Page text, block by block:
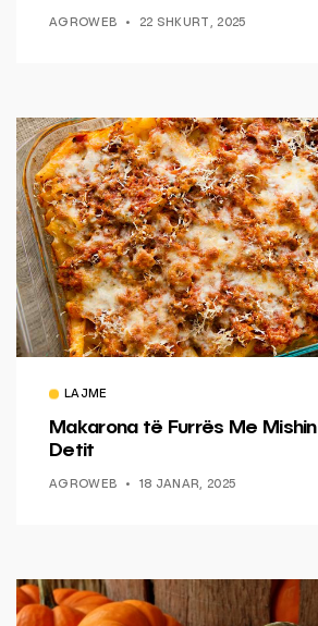
AGROWEB 22 SHKURT, 2025
LAJME
Makarona të Furrës Me
Detit
AGROWEB 18 JANAR, 2025